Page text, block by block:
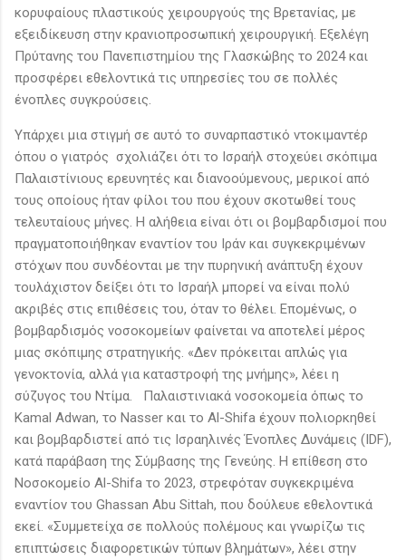
κορυφαίους πλαστικούς χειρουργούς της Βρετανίας, με
εξειδίκευση στην κρανιοπροσωπική χειρουργική. Εξελέγη
Πρύτανης του Πανεπιστημίου της Γλασκώβης το 2024 και
προσφέρει εθελοντικά τις υπηρεσίες του σε πολλές
ένοπλες συγκρούσεις.
Υπάρχει μια στιγμή σε αυτό το συναρπαστικό ντοκιμαντέρ
όπου ο γιατρός σχολιάζει ότι το Ισραήλ στοχεύει σκόπιμα
Παλαιστίνιους ερευνητές και διανοούμενους, μερικοί από
τους οποίους ήταν φίλοι του που έχουν σκοτωθεί τους
τελευταίους μήνες. Η αλήθεια είναι ότι οι βομβαρδισμοί που
πραγματοποιήθηκαν εναντίον του Ιράν και συγκεκριμένων
στόχων που συνδέονται με την πυρηνική ανάπτυξη έχουν
τουλάχιστον δείξει ότι το Ισραήλ μπορεί να είναι πολύ
ακριβές στις επιθέσεις του, όταν το θέλει. Επομένως, ο
βομβαρδισμός νοσοκομείων φαίνεται να αποτελεί μέρος
μιας σκόπιμης στρατηγικής. «Δεν πρόκειται απλώς για
γενοκτονία, αλλά για καταστροφή της μνήμης», λέει η
σύζυγος του Ντίμα. Παλαιστινιακά νοσοκομεία όπως το
Kamal Adwan, το Nasser και το Al-Shifa έχουν πολιορκηθεί
και βομβαρδιστεί από τις Ισραηλινές Ένοπλες Δυνάμεις (IDF),
κατά παράβαση της Σύμβασης της Γενεύης. Η επίθεση στο
Νοσοκομείο Al-Shifa το 2023, στρεφόταν συγκεκριμένα
εναντίον του Ghassan Abu Sittah, που δούλευε εθελοντικά
εκεί. «Συμμετείχα σε πολλούς πολέμους και γνωρίζω τις
επιπτώσεις διαφορετικών τύπων βλημάτων», λέει στην